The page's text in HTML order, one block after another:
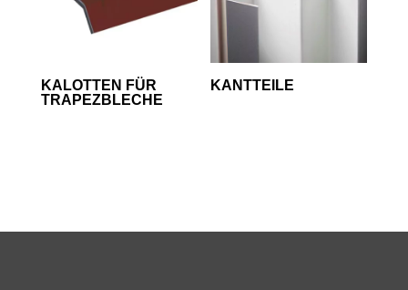
KALOTTEN FÜR
TRAPEZBLECHE
KANTTEILE